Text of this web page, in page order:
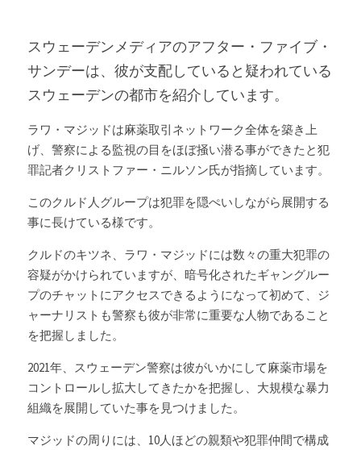
スウェーデンメディアのアフター・ファイブ・
サンデーは、彼が支配していると疑われている
スウェーデンの都市を紹介しています。
ラワ・マジッドは麻薬取引ネットワーク全体を築き上
げ、警察による監視の目をほぼ掻い潜る事ができたと犯
罪記者クリストファー・ニルソン氏が指摘しています。
このクルド人グループは犯罪を隠ぺいしながら展開する
事に長けている様です。
クルドのキツネ、ラワ・マジッドには数々の重大犯罪の
容疑がかけられていますが、暗号化されたギャングルー
プのチャットにアクセスできるようになって初めて、ジ
ャーナリストも警察も彼が非常に重要な人物であること
を把握しました。
2021年、 スウェーデン警察は彼がいかにして麻薬市場を
コントロールし拡大してきたかを把握し、大規模な暴力
組織を展開していた事を見つけました。
マジッドの周りには、10人ほどの親類や犯罪仲間で構成